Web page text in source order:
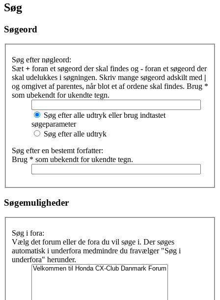
Søg
Søgeord
Søg efter nøgleord:
Sæt + foran et søgeord der skal findes og - foran et søgeord der
skal udelukkes i søgningen. Skriv mange søgeord adskilt med |
og omgivet af parentes, når blot et af ordene skal findes. Brug *
som ubekendt for ukendte tegn.
Søg efter alle udtryk eller brug indtastet
søgeparameter
Søg efter alle udtryk
Søg efter en bestemt forfatter:
Brug * som ubekendt for ukendte tegn.
Søgemuligheder
Søg i fora:
Vælg det forum eller de fora du vil søge i. Der søges
automatisk i underfora medmindre du fravælger "Søg i
underfora" herunder.